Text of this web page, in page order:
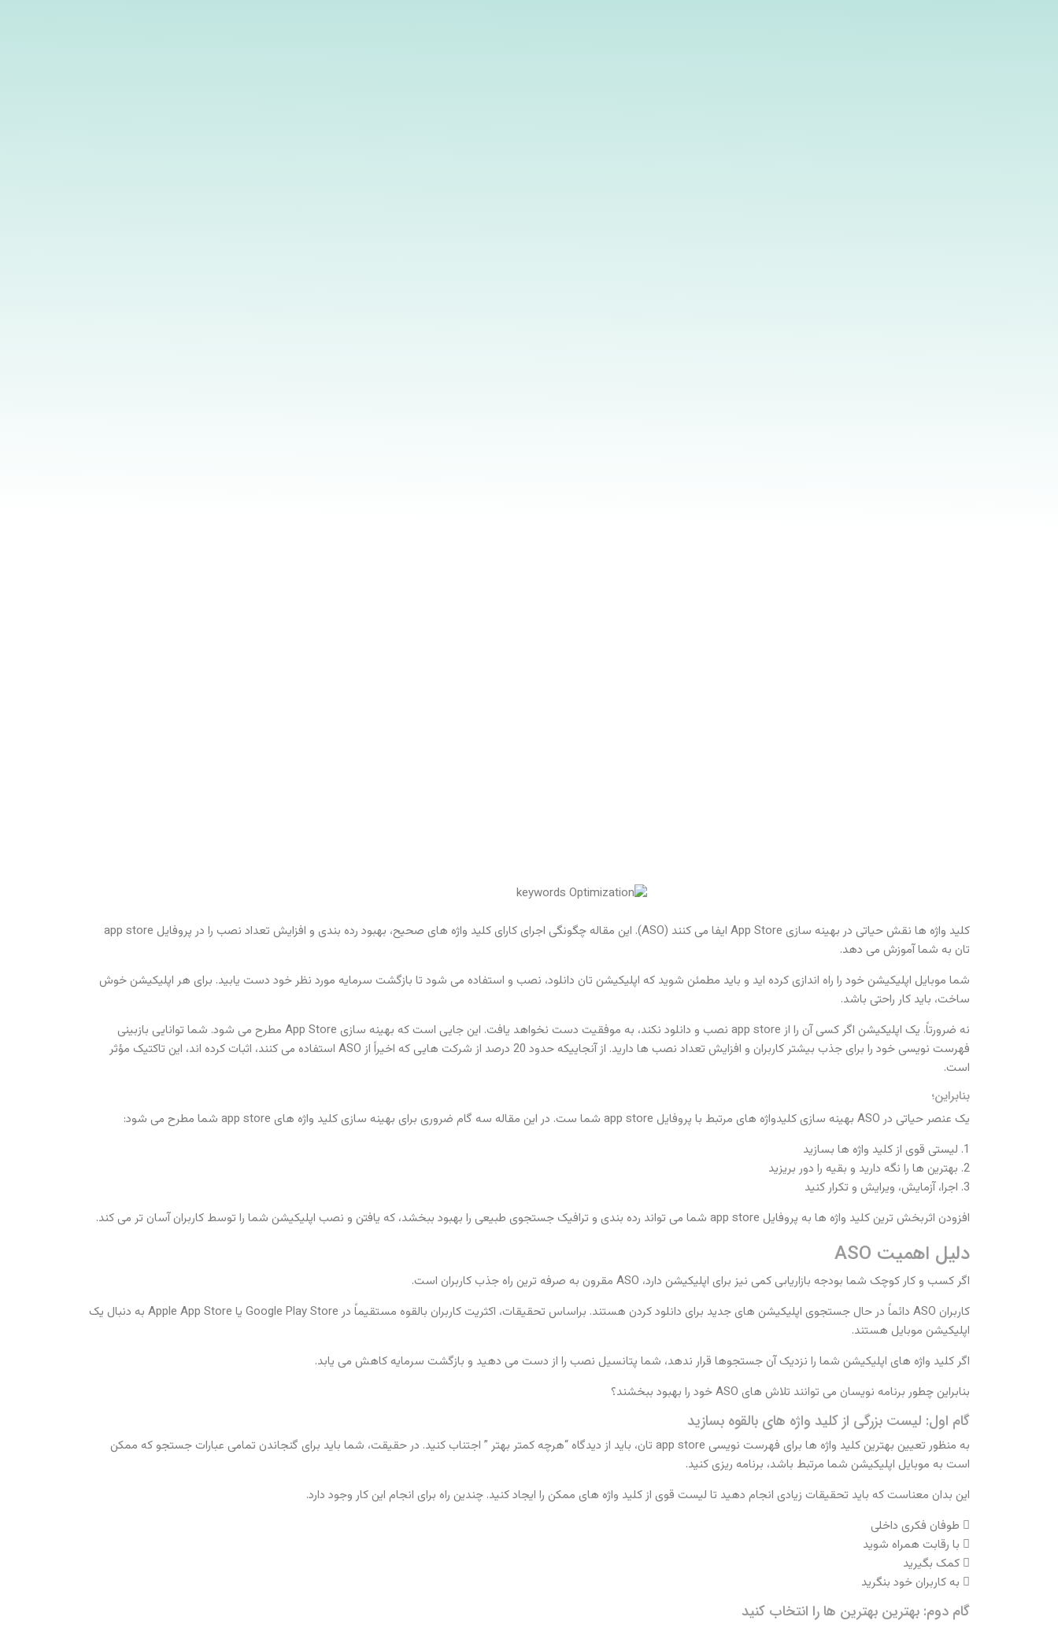
کلید واژه ها نقش حیاتی در بهینه سازی App Store ایفا می کنند (ASO). این مقاله چگونگی اجرای کارای کلید واژه های صحیح، بهبود رده بندی و افزایش تعداد نصب را در پروفایل app store
تان به شما آموزش می دهد.
شما موبایل اپلیکیشن خود را راه اندازی کرده اید و باید مطمئن شوید که اپلیکیشن تان دانلود، نصب و استفاده می شود تا بازگشت سرمایه مورد نظر خود دست یابید. برای هر اپلیکیشن خوش
ساخت، باید کار راحتی باشد.
نه ضرورتاً. یک اپلیکیشن اگر کسی آن را از app store نصب و دانلود نکند، به موفقیت دست نخواهد یافت. این جایی است که بهینه سازی App Store مطرح می شود. شما توانایی بازبینی
فهرست نویسی خود را برای جذب بیشتر کاربران و افزایش تعداد نصب ها دارید. از آنجاییکه حدود 20 درصد از شرکت هایی که اخیراً از ASO استفاده می کنند، اثبات کرده اند، این تاکتیک مؤثر
است.
بنابراین؛
یک عنصر حیاتی در ASO بهینه سازی کلیدواژه های مرتبط با پروفایل app store شما ست. در این مقاله سه گام ضروری برای بهینه سازی کلید واژه های app store شما مطرح می شود:
1. لیستی قوی از کلید واژه ها بسازید
2. بهترین ها را نگه دارید و بقیه را دور بریزید
3. اجرا، آزمایش، ویرایش و تکرار کنید
افزودن اثربخش ترین کلید واژه ها به پروفایل app store شما می تواند رده بندی و ترافیک جستجوی طبیعی را بهبود ببخشد، که یافتن و نصب اپلیکیشن شما را توسط کاربران آسان تر می کند.
دلیل اهمیت ASO
اگر کسب و کار کوچک شما بودجه بازاریابی کمی نیز برای اپلیکیشن دارد، ASO مقرون به صرفه ترین راه جذب کاربران است.
کاربران ASO دائماً در حال جستجوی اپلیکیشن های جدید برای دانلود کردن هستند. براساس تحقیقات، اکثریت کاربران بالقوه مستقیماً در Google Play Store یا Apple App Store به دنبال یک
اپلیکیشن موبایل هستند.
اگر کلید واژه های اپلیکیشن شما را نزدیک آن جستجوها قرار ندهد، شما پتانسیل نصب را از دست می دهید و بازگشت سرمایه کاهش می یابد.
بنابراین چطور برنامه نویسان می توانند تلاش های ASO خود را بهبود ببخشند؟
گام اول: لیست بزرگی از کلید واژه های بالقوه بسازید
به منظور تعیین بهترین کلید واژه ها برای فهرست نویسی app store تان، باید از دیدگاه “هرچه کمتر بهتر ” اجتناب کنید. در حقیقت، شما باید برای گنجاندن تمامی عبارات جستجو که ممکن
است به موبایل اپلیکیشن شما مرتبط باشد، برنامه ریزی کنید.
این بدان معناست که باید تحقیقات زیادی انجام دهید تا لیست قوی از کلید واژه های ممکن را ایجاد کنید. چندین راه برای انجام این کار وجود دارد.
 طوفان فکری داخلی
 با رقابت همراه شوید
 کمک بگیرید
 به کاربران خود بنگرید
گام دوم: بهترین بهترین ها را انتخاب کنید